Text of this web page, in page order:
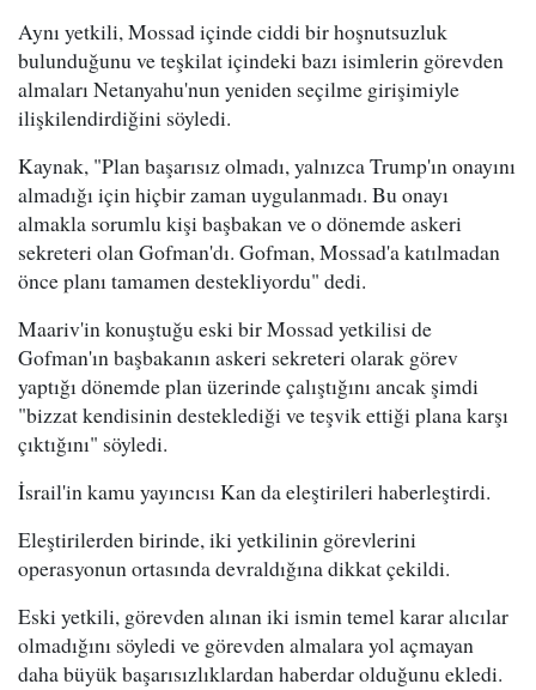
Aynı yetkili, Mossad içinde ciddi bir hoşnutsuzluk
bulunduğunu ve teşkilat içindeki bazı isimlerin görevden
almaları Netanyahu'nun yeniden seçilme girişimiyle
ilişkilendirdiğini söyledi.
Kaynak, "Plan başarısız olmadı, yalnızca Trump'ın onayını
almadığı için hiçbir zaman uygulanmadı. Bu onayı
almakla sorumlu kişi başbakan ve o dönemde askeri
sekreteri olan Gofman'dı. Gofman, Mossad'a katılmadan
önce planı tamamen destekliyordu" dedi.
Maariv'in konuştuğu eski bir Mossad yetkilisi de
Gofman'ın başbakanın askeri sekreteri olarak görev
yaptığı dönemde plan üzerinde çalıştığını ancak şimdi
"bizzat kendisinin desteklediği ve teşvik ettiği plana karşı
çıktığını" söyledi.
İsrail'in kamu yayıncısı Kan da eleştirileri haberleştirdi.
Eleştirilerden birinde, iki yetkilinin görevlerini
operasyonun ortasında devraldığına dikkat çekildi.
Eski yetkili, görevden alınan iki ismin temel karar alıcılar
olmadığını söyledi ve görevden almalara yol açmayan
daha büyük başarısızlıklardan haberdar olduğunu ekledi.